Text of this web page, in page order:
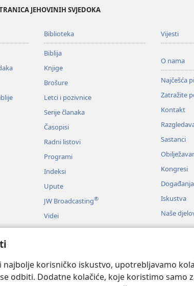
korisničko iskustvo, upotrebljavamo
odbiti. Dodatne kolačiće, koje koristimo
JEHOVINIH SVJEDOKA
Biblioteka
Biblija
Knjige
Brošure
Letci i pozivnice
Serije članaka
Časopisi
Radni listovi
Programi
Indeksi
Upute
JW Broadcasting®
Videi
Glazba
Dramsko čitanje Biblije
Vijesti
O nama
Najčešća
Zatražite
Kontakt
Sastanci
Kongresi
Iskustva
Naše